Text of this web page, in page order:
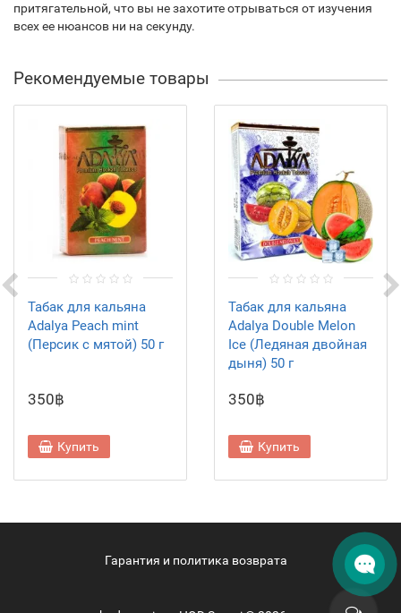
притягательной, что вы не захотите отрываться от изучения
всех ее нюансов ни на секунду.
Рекомендуемые товары
Табак для кальяна
Adalya Peach mint
(Персик с мятой) 50 г
350฿
Купить
Табак для кальяна
Adalya Double Melon
Ice (Ледяная двойная
дыня) 50 г
350฿
Купить
Гарантия и политика возврата